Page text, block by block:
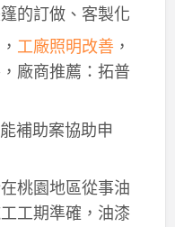
的訂做、客製化
工廠照明改善，
廠商推薦：拓普
補助案協助申
桃園地區從事油
工期準確，油漆